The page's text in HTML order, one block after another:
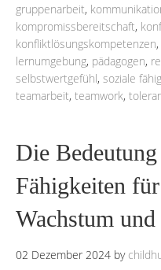
gruppenarbeit,
kompromissbereitschaft,
konfliktlösungskompetenzen,
lernumgebung, pädagogen,
selbstwertgefühl, soziale
teamarbeit, teamwork,
Die
Fähigkeiten
Wachstum
02 Dezember 2024 by